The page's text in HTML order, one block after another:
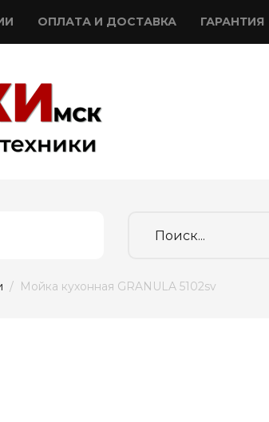
ОПЛАТА И ДОСТАВКА ГАРАНТИЯ
/  Мойка кухонная GRANULA 5102sv